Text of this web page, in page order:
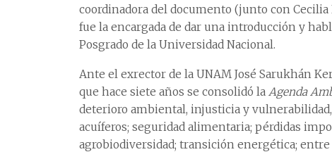
coordinadora del documento (junto con Cecilia
fue la encargada de dar una introducción y
Posgrado de la Universidad Nacional.
Ante el exrector de la UNAM José Sarukhán
que hace siete años se consolidó la Agenda
deterioro ambiental, injusticia y
acuíferos; seguridad alimentaria; pérdidas
agrobiodiversidad; transición energética; entre